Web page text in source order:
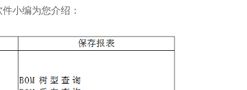
小编为您介绍：